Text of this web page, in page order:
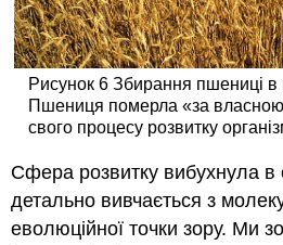
Рисунок 6 Збирання пшениці в
Пшениця померла «за
свого процесу розвитку
Сфера розвитку вибухнула в
детально вивчається з
еволюційної точки зору. Ми